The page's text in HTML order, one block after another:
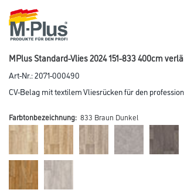
MPlus Standard-Vlies 2024 151-833 400cm
Art-Nr.:2071-000490
CV-Belag mit textilem Vliesrücken für den
Farbtonbezeichnung: 833 Braun Dunkel